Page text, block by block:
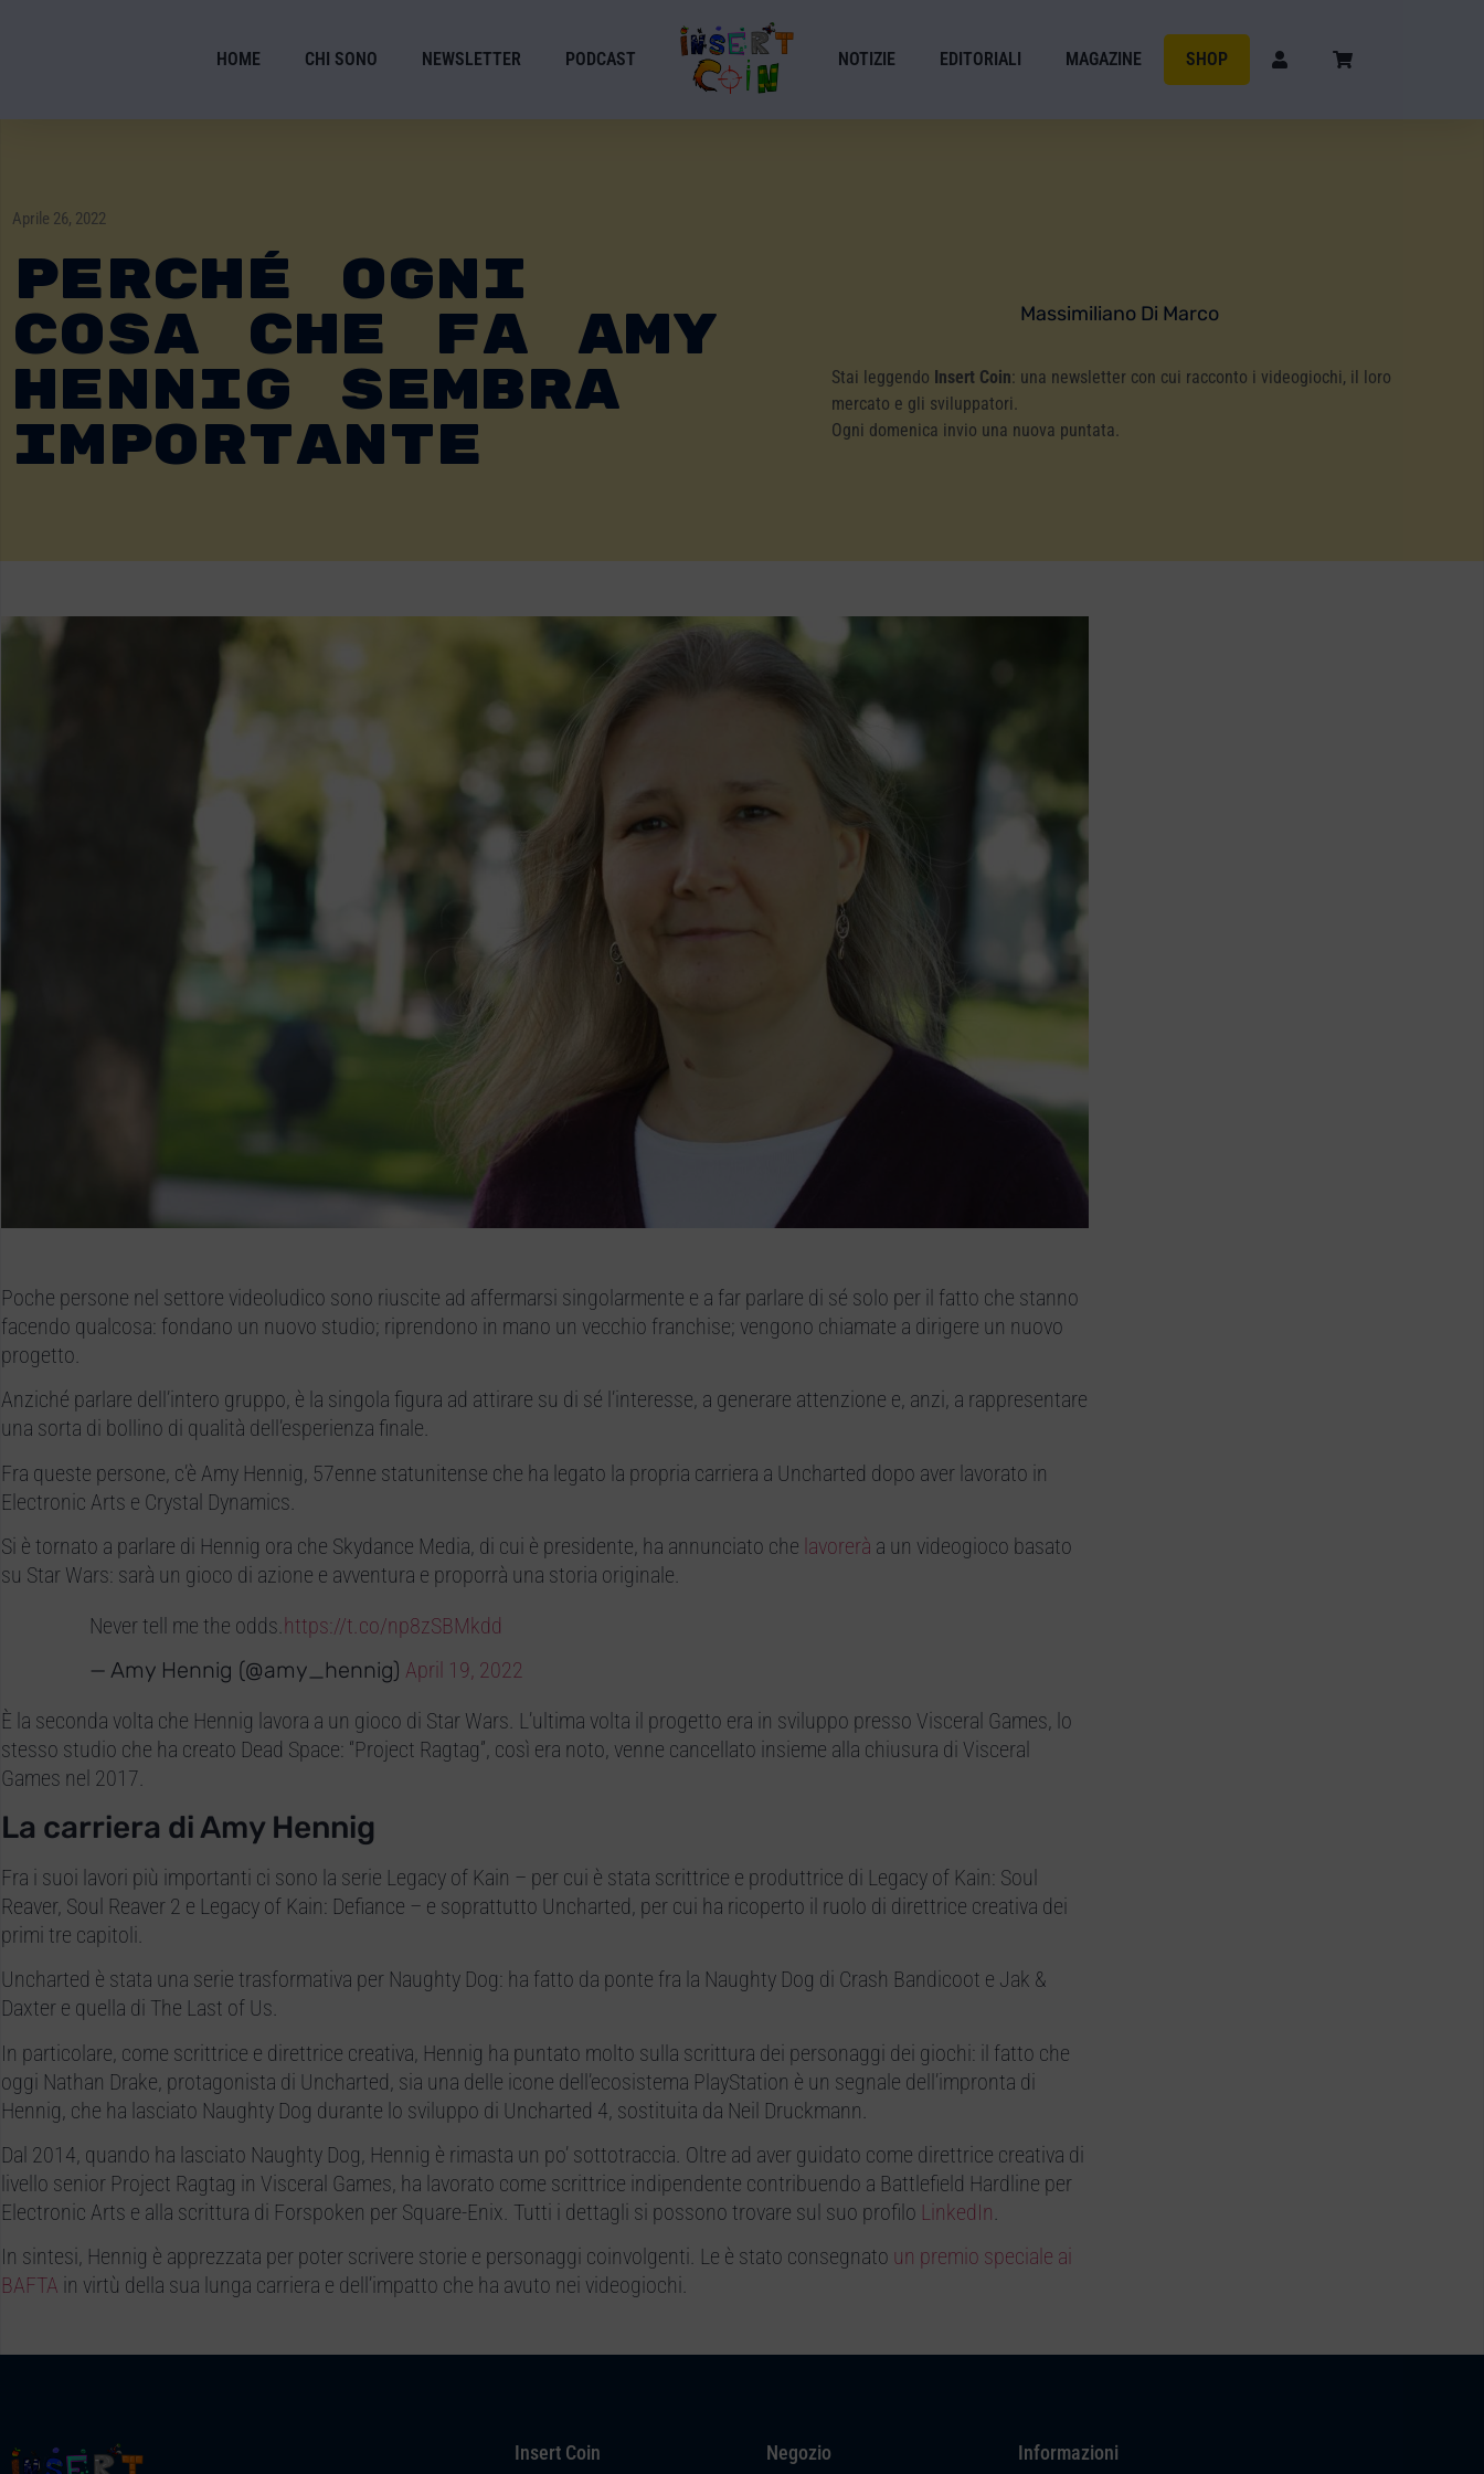
HOME CHI SONO NEWSLETTER PODCAST NOTIZIE EDITORIALI MAGAZINE SHOP
Aprile 26, 2022
Perché Ogni
Cosa Che Fa Amy
Hennig Sembra
Importante
Massimiliano Di Marco
Stai leggendo Insert Coin: una newsletter con cui racconto i videogiochi, il loro
mercato e gli sviluppatori.
Ogni domenica invio una nuova puntata.
Poche persone nel settore videoludico sono riuscite ad affermarsi singolarmente e a far parlare di sé solo per il fatto che stanno
facendo qualcosa: fondano un nuovo studio; riprendono in mano un vecchio franchise; vengono chiamate a dirigere un nuovo
progetto.
Anziché parlare dell’intero gruppo, è la singola figura ad attirare su di sé l’interesse, a generare attenzione e, anzi, a rappresentare
una sorta di bollino di qualità dell’esperienza finale.
Fra queste persone, c’è Amy Hennig, 57enne statunitense che ha legato la propria carriera a Uncharted dopo aver lavorato in
Electronic Arts e Crystal Dynamics.
Si è tornato a parlare di Hennig ora che Skydance Media, di cui è presidente, ha annunciato che lavorerà a un videogioco basato
su Star Wars: sarà un gioco di azione e avventura e proporrà una storia originale.
Never tell me the odds.https://t.co/np8zSBMkdd
— Amy Hennig (@amy_hennig) April 19, 2022
È la seconda volta che Hennig lavora a un gioco di Star Wars. L’ultima volta il progetto era in sviluppo presso Visceral Games, lo
stesso studio che ha creato Dead Space: “Project Ragtag”, così era noto, venne cancellato insieme alla chiusura di Visceral
Games nel 2017.
La carriera di Amy Hennig
Fra i suoi lavori più importanti ci sono la serie Legacy of Kain – per cui è stata scrittrice e produttrice di Legacy of Kain: Soul
Reaver, Soul Reaver 2 e Legacy of Kain: Defiance – e soprattutto Uncharted, per cui ha ricoperto il ruolo di direttrice creativa dei
primi tre capitoli.
Uncharted è stata una serie trasformativa per Naughty Dog: ha fatto da ponte fra la Naughty Dog di Crash Bandicoot e Jak &
Daxter e quella di The Last of Us.
In particolare, come scrittrice e direttrice creativa, Hennig ha puntato molto sulla scrittura dei personaggi dei giochi: il fatto che
oggi Nathan Drake, protagonista di Uncharted, sia una delle icone dell’ecosistema PlayStation è un segnale dell’impronta di
Hennig, che ha lasciato Naughty Dog durante lo sviluppo di Uncharted 4, sostituita da Neil Druckmann.
Dal 2014, quando ha lasciato Naughty Dog, Hennig è rimasta un po’ sottotraccia. Oltre ad aver guidato come direttrice creativa di
livello senior Project Ragtag in Visceral Games, ha lavorato come scrittrice indipendente contribuendo a Battlefield Hardline per
Electronic Arts e alla scrittura di Forspoken per Square-Enix. Tutti i dettagli si possono trovare sul suo profilo LinkedIn.
In sintesi, Hennig è apprezzata per poter scrivere storie e personaggi coinvolgenti. Le è stato consegnato un premio speciale ai
BAFTA in virtù della sua lunga carriera e dell’impatto che ha avuto nei videogiochi.
Insert Coin Negozio Informazioni